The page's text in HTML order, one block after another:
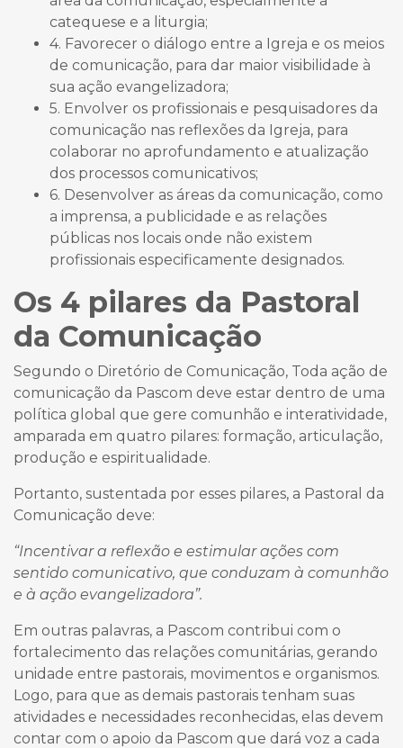
catequese e a liturgia;
4. Favorecer o diálogo entre a Igreja e os meios
de comunicação, para dar maior visibilidade à
sua ação evangelizadora;
5. Envolver os profissionais e pesquisadores da
comunicação nas reflexões da Igreja, para
colaborar no aprofundamento e atualização
dos processos comunicativos;
6. Desenvolver as áreas da comunicação, como
a imprensa, a publicidade e as relações
públicas nos locais onde não existem
profissionais especificamente designados.
Os 4 pilares da Pastoral
da Comunicação
Segundo o Diretório de Comunicação, Toda ação de
comunicação da Pascom deve estar dentro de uma
política global que gere comunhão e interatividade,
amparada em quatro pilares: formação, articulação,
produção e espiritualidade.
Portanto, sustentada por esses pilares, a Pastoral da
Comunicação deve:
“Incentivar a reflexão e estimular ações com
sentido comunicativo, que conduzam à comunhão
e à ação evangelizadora”.
Em outras palavras, a Pascom contribui com o
fortalecimento das relações comunitárias, gerando
unidade entre pastorais, movimentos e organismos.
Logo, para que as demais pastorais tenham suas
atividades e necessidades reconhecidas, elas devem
contar com o apoio da Pascom que dará voz a cada